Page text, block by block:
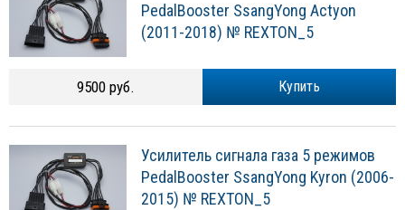
PedalBooster SsangYong Actyon
(2011-2018) № REXTON_5
Купить
9500 руб.
Усилитель сигнала газа 5 режимов
PedalBooster SsangYong Kyron (2006-
2015) № REXTON_5